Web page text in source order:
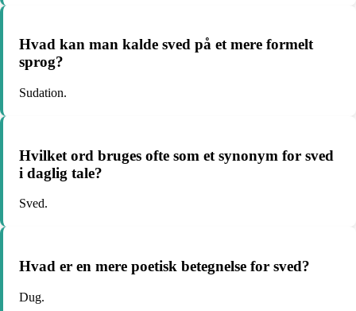
Hvad kan man kalde sved på et mere formelt
sprog?
Sudation.
Hvilket ord bruges ofte som et synonym for sved
i daglig tale?
Sved.
Hvad er en mere poetisk betegnelse for sved?
Dug.